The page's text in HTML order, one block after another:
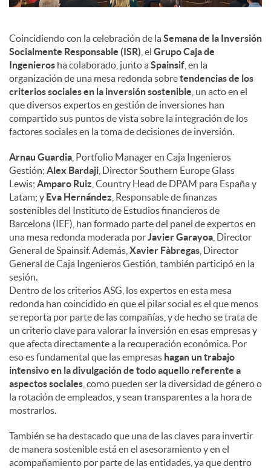
Coincidiendo con la celebración de laSemana de la Inversión
Socialmente Responsable (ISR) , el Grupo Caja de
Ingenieros ha colaborado, junto aSpainsif , en la
organización de una mesa redonda sobretendencias de los
criterios sociales en la inversión sostenible , un acto en el
que diversos expertos en gestión de inversiones han
compartido sus puntos de vista sobre la integración de los
factores sociales en la toma de decisiones de inversión.
Arnau Guardia , Portfolio Manager en Caja Ingenieros
Gestión; Alex Bardaji , Director Southern Europe Glass
Lewis; Amparo Ruiz , Country Head de DPAM para España y
Latam; y Eva Hernández , Responsable de finanzas
sostenibles del Instituto de Estudios financieros de
Barcelona (IEF), han formado parte del panel de expertos en
una mesa redonda moderada porJavier Garayoa , Director
General de Spainsif. Además, Xavier Fàbregas , Director
General de Caja Ingenieros Gestión, también participó en la
sesión.
Dentro de los criterios ASG, los expertos en esta mesa
redonda han coincidido en que el pilar social es el que menos
se reporta por parte de las compañías, y de hecho se trata de
un criterio clave para valorar la inversión en esas empresas y
que afecta directamente a la recuperación económica. Por
eso es fundamental que las empresas hagan un trabajo
intensivo en la divulgación de todo aquello referente a
aspectos sociales , como pueden ser la diversidad de género o
la rotación de empleados, y sean transparentes a la hora de
mostrarlos.
También se ha destacado que una de las claves para invertir
de manera sostenible está en el asesoramiento y en el
acompañamiento por parte de las entidades, ya que dentro